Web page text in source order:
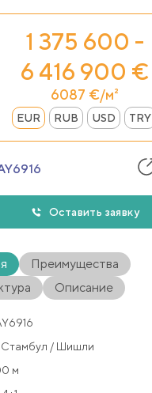
1 375 600 -
6 416 900 €
6087 €/м²
EUR RUB USD TRY
Оставить заявку
Преимущества
Описание
Стамбул / Шишли
м